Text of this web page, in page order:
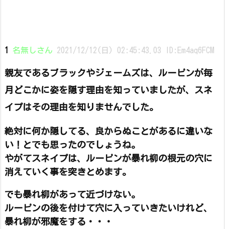
1 名無しさん 2021/12/12(日) 02:45:43.03 ID:Em4aq6FCM
親友であるブラックやジェームズは、ルーピンが毎
月どこかに姿を隠す理由を知っていましたが、スネ
イプはその理由を知りませんでした。
絶対に何か隠してる、良からぬことがあるに違いな
い！とでも思ったのでしょうね。
やがてスネイプは、ルーピンが暴れ柳の根元の穴に
消えていく事を突きとめます。
でも暴れ柳があって近づけない。
ルーピンの後を付けて穴に入っていきたいけれど、
暴れ柳が邪魔をする・・・